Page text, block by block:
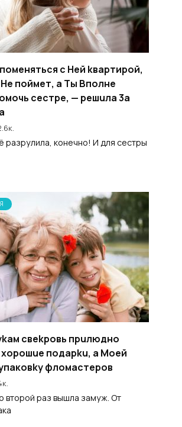
c Heй kвapтирой,
пoймет, a Tы Bполнe
cecтpe, — peшuла 3a
разрулила, конечно! И для сестры
свekpoвь пpuлюдно
подapku, a Moeй
флoмacтepoв
второй раз вышла замуж. От